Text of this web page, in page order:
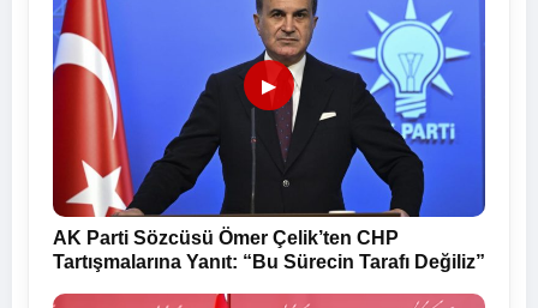
▶
AK Parti Sözcüsü Ömer Çelik’ten CHP
Tartışmalarına Yanıt: “Bu Sürecin Tarafı Değiliz”